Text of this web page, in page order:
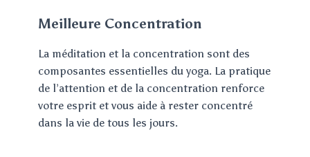
Meilleure Concentration
La méditation et la concentration sont des
composantes essentielles du yoga. La pratique
de l’attention et de la concentration renforce
votre esprit et vous aide à rester concentré
dans la vie de tous les jours.